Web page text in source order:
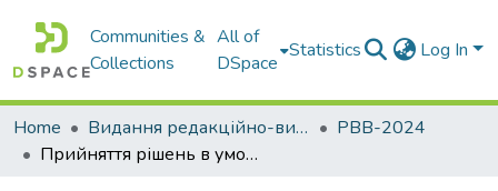
Communities &
Collections
All of
DSpace
Statistics Log In
Home Видання редакційно-видавничого відділу НТУ "Дніпровська політехніка"
РВВ-2024
Прийняття рішень в умовах конфлікту: навч. наочн. посіб.